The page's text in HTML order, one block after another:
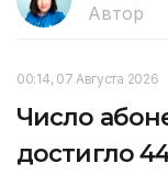
Автор
00:14, 07 Августа 2026
Число
достигло